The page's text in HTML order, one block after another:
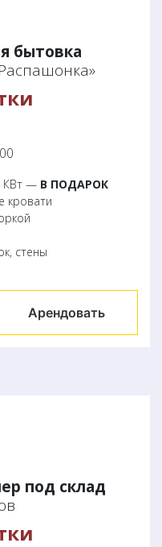
бытовка
КВт — В ПОДАРОК
кровати
стены
Арендовать
под склад